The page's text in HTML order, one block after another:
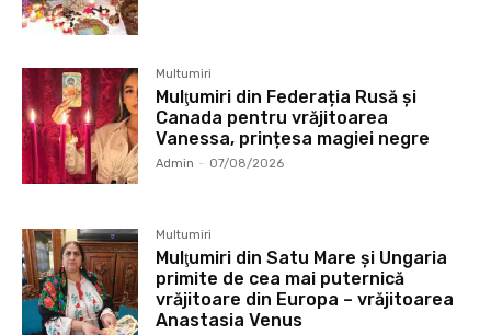
Multumiri
Mulţumiri din Federația Rusă și
Canada pentru vrăjitoarea
Vanessa, prințesa magiei negre
Admin - 07/08/2026
Multumiri
Mulţumiri din Satu Mare și Ungaria
primite de cea mai puternică
vrăjitoare din Europa – vrăjitoarea
Anastasia Venus